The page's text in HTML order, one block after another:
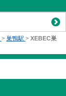
> 巣鴨駅 > XEBEC巣